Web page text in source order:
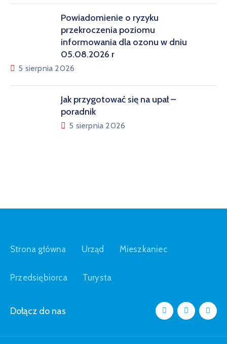
Powiadomienie o ryzyku
przekroczenia poziomu
informowania dla ozonu w dniu
05.08.2026 r
5 sierpnia 2026
Jak przygotować się na upał –
poradnik
5 sierpnia 2026
Strona główna Urząd Mieszkaniec
Przedsiębiorca Turysta
Dołącz do nas